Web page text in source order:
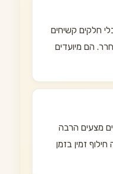
חלקים קשיחים
הם מיועדים
מצעים הרבה
זמין בזמן